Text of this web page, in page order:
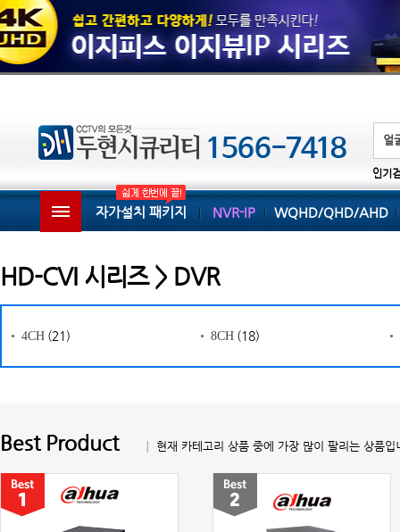
인기
자가설치 패키지 NVR-IP WQHD/QHD/AHD
HD-CVI 시리즈 > DVR
4CH (21) 8CH (18)
Best Product │ 현재 카테고리 상품 중에 가장 많이 팔리는 상품입